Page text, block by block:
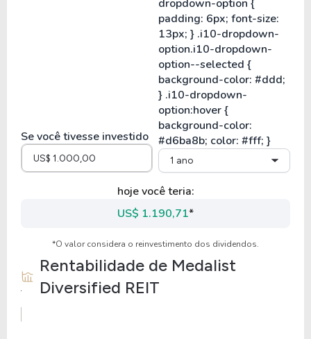
Se você tivesse investido
1 ano
hoje você teria:
US$ 1.190,71*
*O valor considera o reinvestimento dos dividendos.
Rentabilidade de Medalist
Diversified REIT